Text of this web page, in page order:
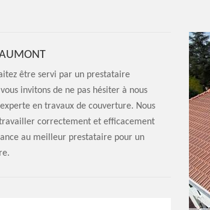
être servi par un prestataire
invitons de ne pas hésiter à nous
en travaux de couverture. Nous
correctement et efficacement
au meilleur prestataire pour un